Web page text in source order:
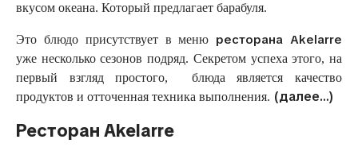
вкусом океана. Который предлагает барабуля.
Это блюдо присутствует в меню ресторана Akelarre
уже несколько сезонов подряд. Секретом успеха этого, на
первый взгляд простого, блюда является качество
продуктов и отточенная техника выполнения. (далее…)
Ресторан Akelarre